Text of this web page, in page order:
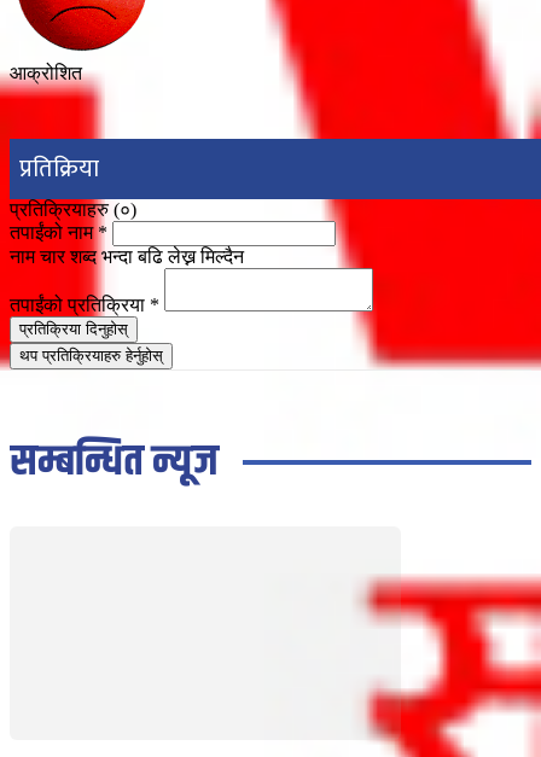
आक्रोशित
प्रतिक्रिया
प्रतिक्रियाहरु (०)
तपाईंको नाम *
नाम चार शब्द भन्दा बढि लेख्न मिल्दैन
तपाईंको प्रतिक्रिया *
प्रतिक्रिया दिनुहोस्
थप प्रतिक्रियाहरु हेर्नुहोस्
सम्बन्धित न्यूज